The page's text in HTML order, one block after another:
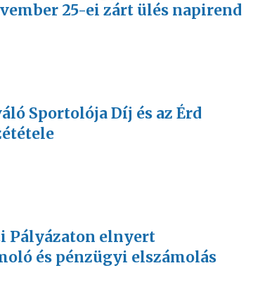
25-ei zárt ülés napirend
Sportolója Díj és az Érd
Pályázaton elnyert
és pénzügyi elszámolás